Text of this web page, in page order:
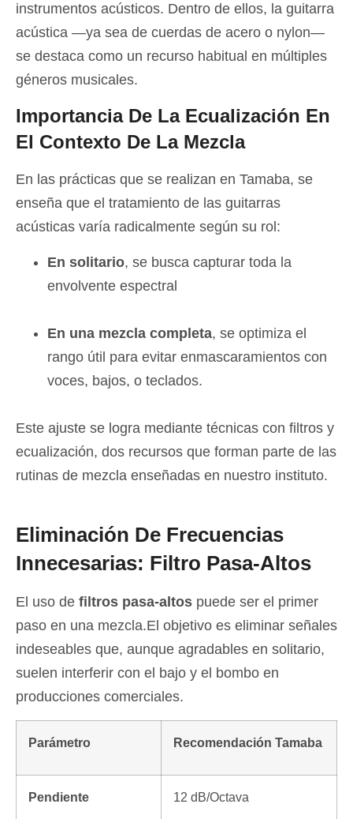
instrumentos acústicos. Dentro de ellos, la guitarra
acústica —ya sea de cuerdas de acero o nylon—
se destaca como un recurso habitual en múltiples
géneros musicales.
Importancia De La Ecualización En
El Contexto De La Mezcla
En las prácticas que se realizan en Tamaba, se
enseña que el tratamiento de las guitarras
acústicas varía radicalmente según su rol:
En solitario, se busca capturar toda la
envolvente espectral
En una mezcla completa, se optimiza el
rango útil para evitar enmascaramientos con
voces, bajos, o teclados.
Este ajuste se logra mediante técnicas con filtros y
ecualización, dos recursos que forman parte de las
rutinas de mezcla enseñadas en nuestro instituto.
Eliminación De Frecuencias
Innecesarias: Filtro Pasa-Altos
El uso de filtros pasa-altos puede ser el primer
paso en una mezcla.El objetivo es eliminar señales
indeseables que, aunque agradables en solitario,
suelen interferir con el bajo y el bombo en
producciones comerciales.
Parámetro Recomendación Tamaba
Pendiente 12 dB/Octava